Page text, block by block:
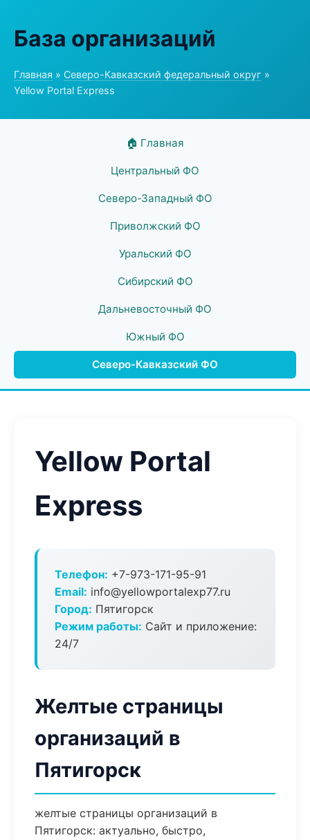
База организаций
Главная » Северо-Кавказский федеральный округ »
Yellow Portal Express
🏠 Главная
Центральный ФО
Северо-Западный ФО
Приволжский ФО
Уральский ФО
Сибирский ФО
Дальневосточный ФО
Южный ФО
Северо-Кавказский ФО
Yellow Portal
Express
Телефон: +7-973-171-95-91
Email: info@yellowportalexp77.ru
Город: Пятигорск
Режим работы: Сайт и приложение:
24/7
Желтые страницы
организаций в
Пятигорск
желтые страницы организаций в
Пятигорск: актуально, быстро,